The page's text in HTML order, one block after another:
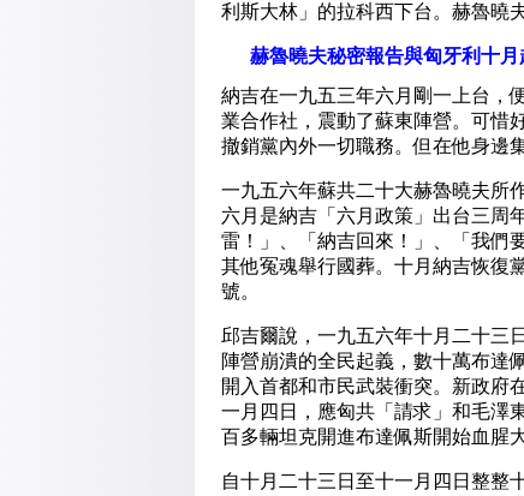
利斯大林」的拉科西下台。赫魯曉
赫魯曉夫秘密報告與匈牙利十月
納吉在一九五三年六月剛一上台，
業合作社，震動了蘇東陣營。可惜
撤銷黨內外一切職務。但在他身邊
一九五六年蘇共二十大赫魯曉夫所
六月是納吉「六月政策」出台三周
雷！」、「納吉回來！」、「我們
其他冤魂舉行國葬。十月納吉恢復
號。
邱吉爾說，一九五六年十月二十三
陣營崩潰的全民起義，數十萬布達
開入首都和市民武裝衝突。新政府
一月四日，應匈共「請求」和毛澤
百多輛坦克開進布達佩斯開始血腥
自十月二十三日至十一月四日整整